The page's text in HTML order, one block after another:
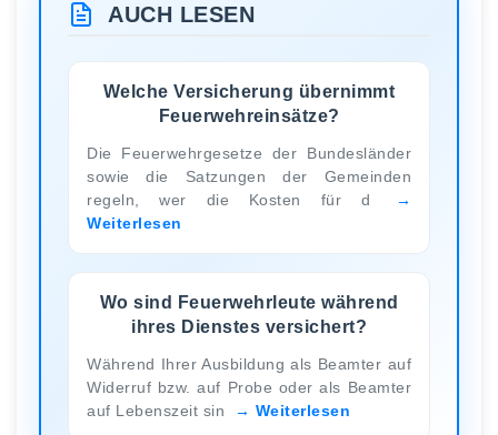
AUCH LESEN
Welche Versicherung übernimmt
Feuerwehreinsätze?
Die Feuerwehrgesetze der Bundesländer
sowie die Satzungen der Gemeinden
regeln, wer die Kosten für d
Weiterlesen
Wo sind Feuerwehrleute während
ihres Dienstes versichert?
Während Ihrer Ausbildung als Beamter auf
Widerruf bzw. auf Probe oder als Beamter
auf Lebenszeit sin
Weiterlesen